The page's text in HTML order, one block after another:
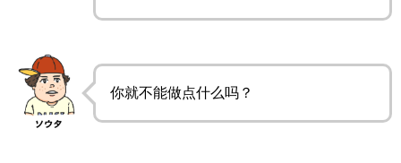
你就不能做点什么吗？